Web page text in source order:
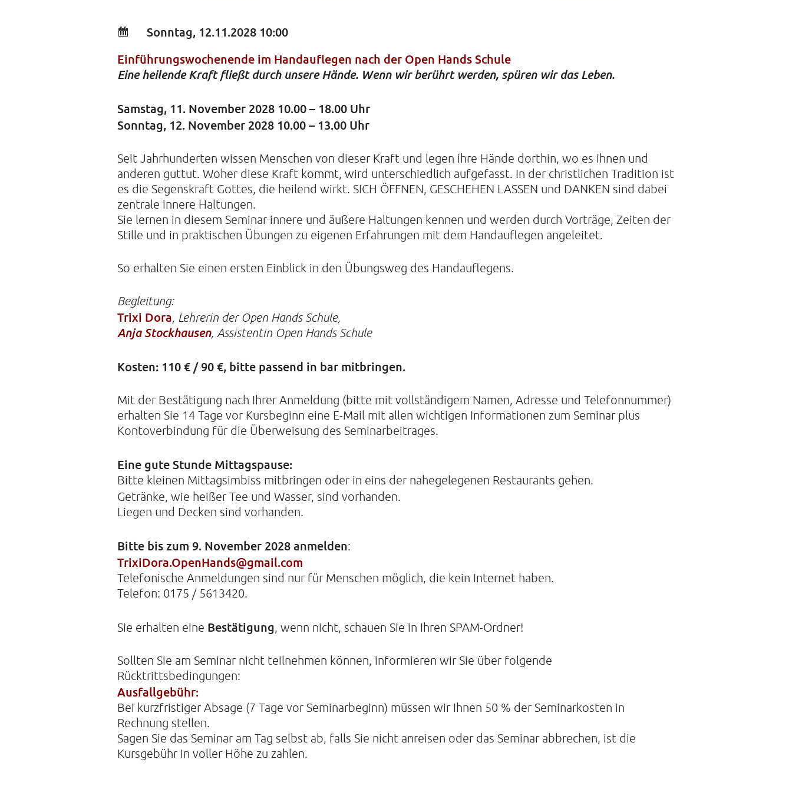
KIRCHE DER STILLE
Helenenstraße 14A
22765 Hamburg
Sonntag, 12.11.2028 10:00
Einführungswochenende im Handauflegen nach der Open Hands Schule
Eine heilende Kraft fließt durch unsere Hände. Wenn wir berührt werden, spüren wir das Leben.
Samstag, 11. November 2028 10.00 – 18.00 Uhr
Sonntag, 12. November 2028 10.00 – 13.00 Uhr
Seit Jahrhunderten wissen Menschen von dieser Kraft und legen ihre Hände dorthin, wo es ihnen und
anderen guttut. Woher diese Kraft kommt, wird unterschiedlich aufgefasst. In der christlichen Tradition ist
es die Segenskraft Gottes, die heilend wirkt. SICH ÖFFNEN, GESCHEHEN LASSEN und DANKEN sind dabei
zentrale innere Haltungen.
Sie lernen in diesem Seminar innere und äußere Haltungen kennen und werden durch Vorträge, Zeiten der
Stille und in praktischen Übungen zu eigenen Erfahrungen mit dem Handauflegen angeleitet.
So erhalten Sie einen ersten Einblick in den Übungsweg des Handauflegens.
Begleitung:
Trixi Dora, Lehrerin der Open Hands Schule,
Anja Stockhausen, Assistentin Open Hands Schule
Kosten: 110 € / 90 €, bitte passend in bar mitbringen.
Mit der Bestätigung nach Ihrer Anmeldung (bitte mit vollständigem Namen, Adresse und Telefonnummer)
erhalten Sie 14 Tage vor Kursbeginn eine E-Mail mit allen wichtigen Informationen zum Seminar plus
Kontoverbindung für die Überweisung des Seminarbeitrages.
Eine gute Stunde Mittagspause:
Bitte kleinen Mittagsimbiss mitbringen oder in eins der nahegelegenen Restaurants gehen.
Getränke, wie heißer Tee und Wasser, sind vorhanden.
Liegen und Decken sind vorhanden.
Bitte bis zum 9. November 2028 anmelden:
TrixiDora.OpenHands@gmail.com
Telefonische Anmeldungen sind nur für Menschen möglich, die kein Internet haben.
Telefon: 0175 / 5613420.
Sie erhalten eine Bestätigung, wenn nicht, schauen Sie in Ihren SPAM-Ordner!
Sollten Sie am Seminar nicht teilnehmen können, informieren wir Sie über folgende
Rücktrittsbedingungen:
Ausfallgebühr:
Bei kurzfristiger Absage (7 Tage vor Seminarbeginn) müssen wir Ihnen 50 % der Seminarkosten in
Rechnung stellen.
Sagen Sie das Seminar am Tag selbst ab, falls Sie nicht anreisen oder das Seminar abbrechen, ist die
Kursgebühr in voller Höhe zu zahlen.